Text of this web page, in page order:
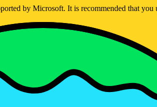
by Microsoft. It is recommended that